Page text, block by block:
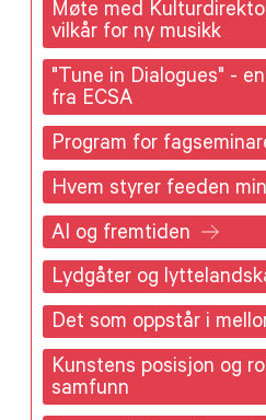
Møte med
vilkår for ny musikk
"Tune in Dialogues" -
fra ECSA
Program for
Hvem styrer feeden
AI og fremtiden
Lydgåter og
Det som oppstår i
Kunstens posisjon og
samfunn